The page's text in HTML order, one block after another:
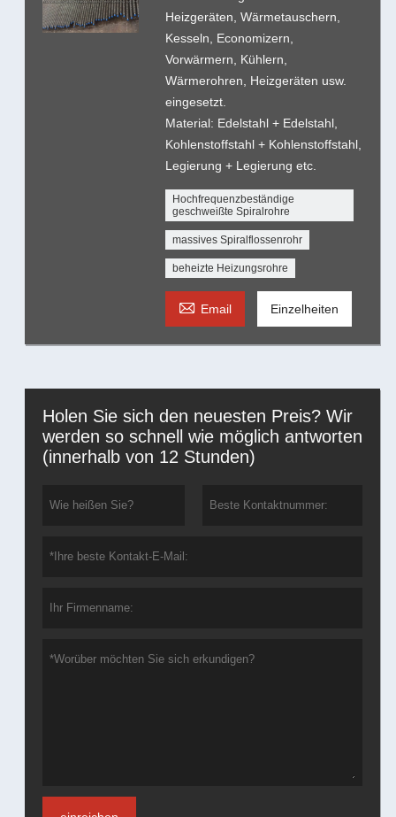
Heizgeräten, Wärmetauschern,
Kesseln, Economizern,
Vorwärmern, Kühlern,
Wärmerohren, Heizgeräten usw.
eingesetzt.
Material: Edelstahl + Edelstahl,
Kohlenstoffstahl + Kohlenstoffstahl,
Legierung + Legierung etc.
Hochfrequenzbeständige
geschweißte Spiralrohre
massives Spiralflossenrohr
beheizte Heizungsrohre
 Email Einzelheiten
Holen Sie sich den neuesten Preis? Wir
werden so schnell wie möglich antworten
(innerhalb von 12 Stunden)